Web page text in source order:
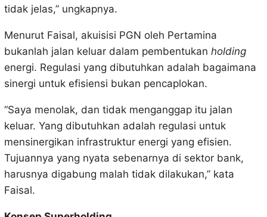
tidak jelas,” ungkapnya.
Menurut Faisal, akuisisi PGN oleh Pertamina
bukanlah jalan keluar dalam pembentukan holding
energi. Regulasi yang dibutuhkan adalah bagaimana
sinergi untuk efisiensi bukan pencaplokan.
“Saya menolak, dan tidak menganggap itu jalan
keluar. Yang dibutuhkan adalah regulasi untuk
mensinergikan infrastruktur energi yang efisien.
Tujuannya yang nyata sebenarnya di sektor bank,
harusnya digabung malah tidak dilakukan,” kata
Faisal.